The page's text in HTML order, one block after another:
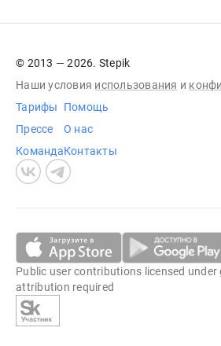
© 2013 — 2026. Stepik
Наши условия использования и
Тарифы
Прессе
Команда
Помощь
О нас
Контакты
Public user contributions licensed under
attribution required